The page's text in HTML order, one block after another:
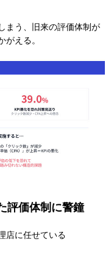
まう、旧来の評価体制が
える。
評価体制に警鐘
店に任せている